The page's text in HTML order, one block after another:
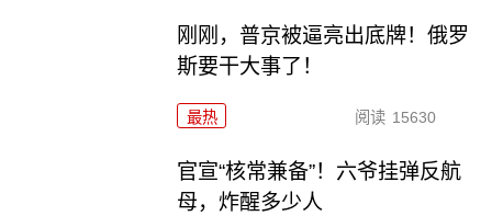
刚刚，普京被逼亮出底牌！俄罗
斯要干大事了！
最热 阅读 15630
官宣“核常兼备”！六爷挂弹反航
母，炸醒多少人